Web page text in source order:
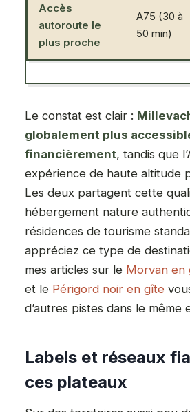
Accès
autoroute le
plus proche
A75 (30 à
50 min)
Le constat est clair :
globalement plus
financièrement, tandis que
expérience de haute altitude
Les deux partagent cette
hébergement nature
résidences de tourisme
appréciez ce type de
mes articles sur le Morvan en
et le Périgord noir en gîte
d’autres pistes dans le même
Labels et réseaux
ces plateaux